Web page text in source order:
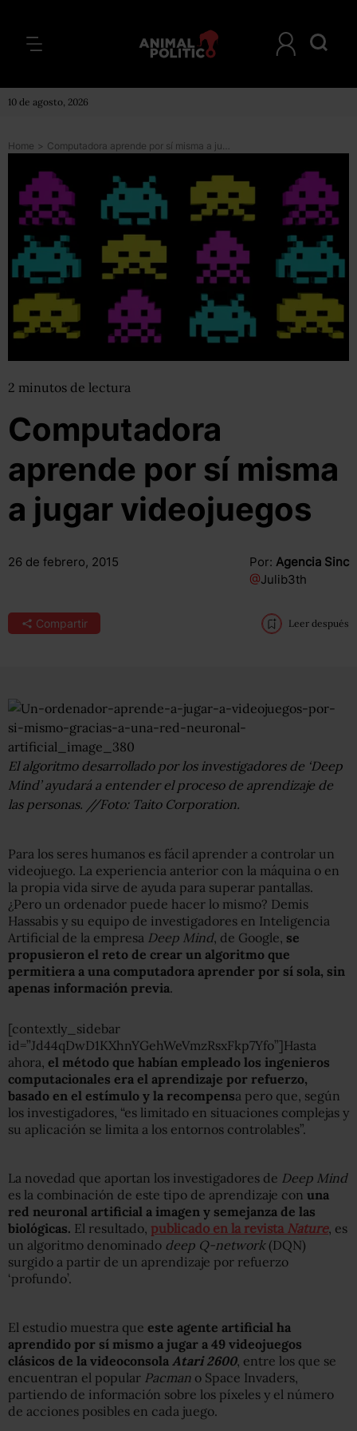
10 de agosto, 2026
Home > Computadora aprende por sí misma a jugar videojuegos
2 minutos de lectura
Computadora
aprende por sí misma
a jugar videojuegos
26 de febrero, 2015 Por: Agencia Sinc
@Julib3th
Compartir Leer después
El algoritmo desarrollado por los investigadores de ‘Deep
Mind’ ayudará a entender el proceso de aprendizaje de
las personas. //Foto: Taito Corporation.
Para los seres humanos es fácil aprender a controlar un
videojuego. La experiencia anterior con la máquina o en
la propia vida sirve de ayuda para superar pantallas.
¿Pero un ordenador puede hacer lo mismo? Demis
Hassabis y su equipo de investigadores en Inteligencia
Artificial de la empresa Deep Mind, de Google, se
propusieron el reto de crear un algoritmo que
permitiera a una computadora aprender por sí sola, sin
apenas información previa.
[contextly_sidebar
id=”Jd44qDwD1KXhnYGehWeVmzRsxFkp7Yfo”]Hasta
ahora, el método que habían empleado los ingenieros
computacionales era el aprendizaje por refuerzo,
basado en el estímulo y la recompensa pero que, según
los investigadores, “es limitado en situaciones complejas y
su aplicación se limita a los entornos controlables”.
La novedad que aportan los investigadores de Deep Mind
es la combinación de este tipo de aprendizaje con una
red neuronal artificial a imagen y semejanza de las
biológicas. El resultado, publicado en la revista Nature, es
un algoritmo denominado deep Q-network(DQN)
surgido a partir de un aprendizaje por refuerzo
‘profundo’.
El estudio muestra que este agente artificial ha
aprendido por sí mismo a jugar a 49 videojuegos
clásicos de la videoconsola Atari 2600, entre los que se
encuentran el popular Pacman o Space Invaders,
partiendo de información sobre los píxeles y el número
de acciones posibles en cada juego.